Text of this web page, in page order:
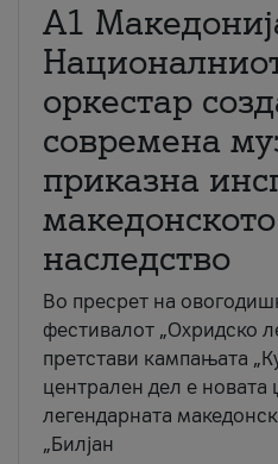
А1
оркестар
современа
приказна
наследство
Во пресрет на
фестивалот „Охридско
претстави кампањата
централен дел е новата
легендарната
„Билјан